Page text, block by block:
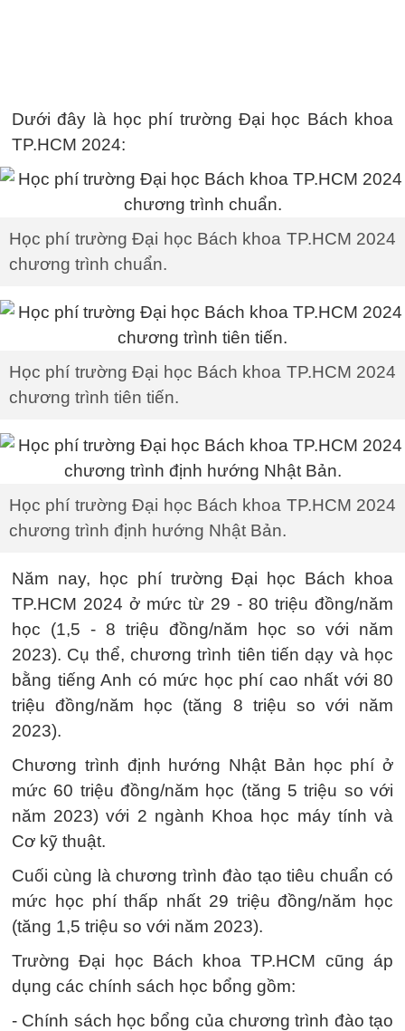
Dưới đây là học phí trường Đại học Bách khoa
TP.HCM 2024:
Học phí trường Đại học Bách khoa TP.HCM 2024
chương trình chuẩn.
Học phí trường Đại học Bách khoa TP.HCM 2024
chương trình tiên tiến.
Học phí trường Đại học Bách khoa TP.HCM 2024
chương trình định hướng Nhật Bản.
Năm nay, học phí trường Đại học Bách khoa
TP.HCM 2024 ở mức từ 29 - 80 triệu đồng/năm
học (1,5 - 8 triệu đồng/năm học so với năm
2023). Cụ thể, chương trình tiên tiến dạy và học
bằng tiếng Anh có mức học phí cao nhất với 80
triệu đồng/năm học (tăng 8 triệu so với năm
2023).
Chương trình định hướng Nhật Bản học phí ở
mức 60 triệu đồng/năm học (tăng 5 triệu so với
năm 2023) với 2 ngành Khoa học máy tính và
Cơ kỹ thuật.
Cuối cùng là chương trình đào tạo tiêu chuẩn có
mức học phí thấp nhất 29 triệu đồng/năm học
(tăng 1,5 triệu so với năm 2023).
Trường Đại học Bách khoa TP.HCM cũng áp
dụng các chính sách học bổng gồm:
- Chính sách học bổng của chương trình đào tạo